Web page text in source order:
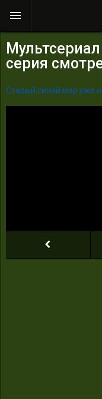
серия
Старый синий мэр уже